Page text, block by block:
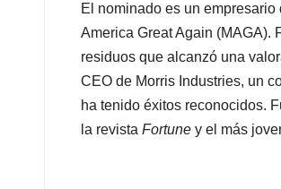
El nominado es un
America Great Again (MAGA).
residuos que alcanzó una
CEO de Morris Industries, un
ha tenido éxitos reconocidos.
la revista Fortune y el más